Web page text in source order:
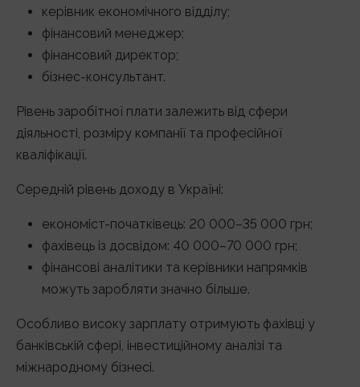
керівник економічного відділу;
фінансовий менеджер;
фінансовий директор;
бізнес-консультант.
Рівень заробітної плати залежить від сфери
діяльності, розміру компанії та професійної
кваліфікації.
Середній рівень доходу в Україні:
економіст-початківець: 20 000–35 000 грн;
фахівець із досвідом: 40 000–70 000 грн;
фінансові аналітики та керівники напрямків
можуть заробляти значно більше.
Особливо високу зарплату отримують фахівці у
банківській сфері, інвестиційному аналізі та
міжнародному бізнесі.